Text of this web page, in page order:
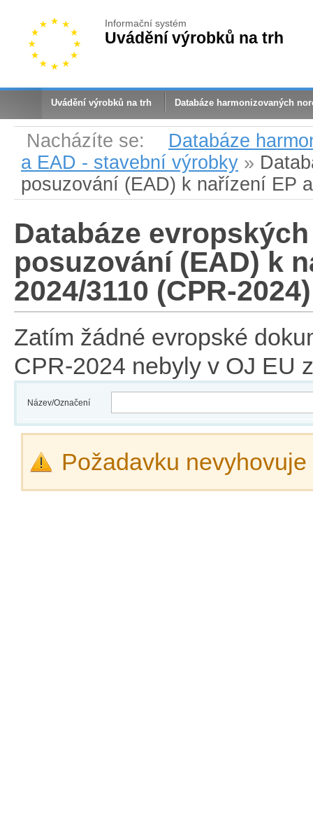
Informační systém
Uvádění výrobků na trh
Uvádění výrobků na trh Databáze harmonizovaných
Nacházíte se:
Databáze
a EAD - stavební výrobky »
posuzování (EAD) k nařízení EP
Databáze
posuzování (EAD) k
2024/3110 (CPR-2024)
Zatím žádné evropské
CPR-2024 nebyly v OJ EU
Název/Označení
Požadavku